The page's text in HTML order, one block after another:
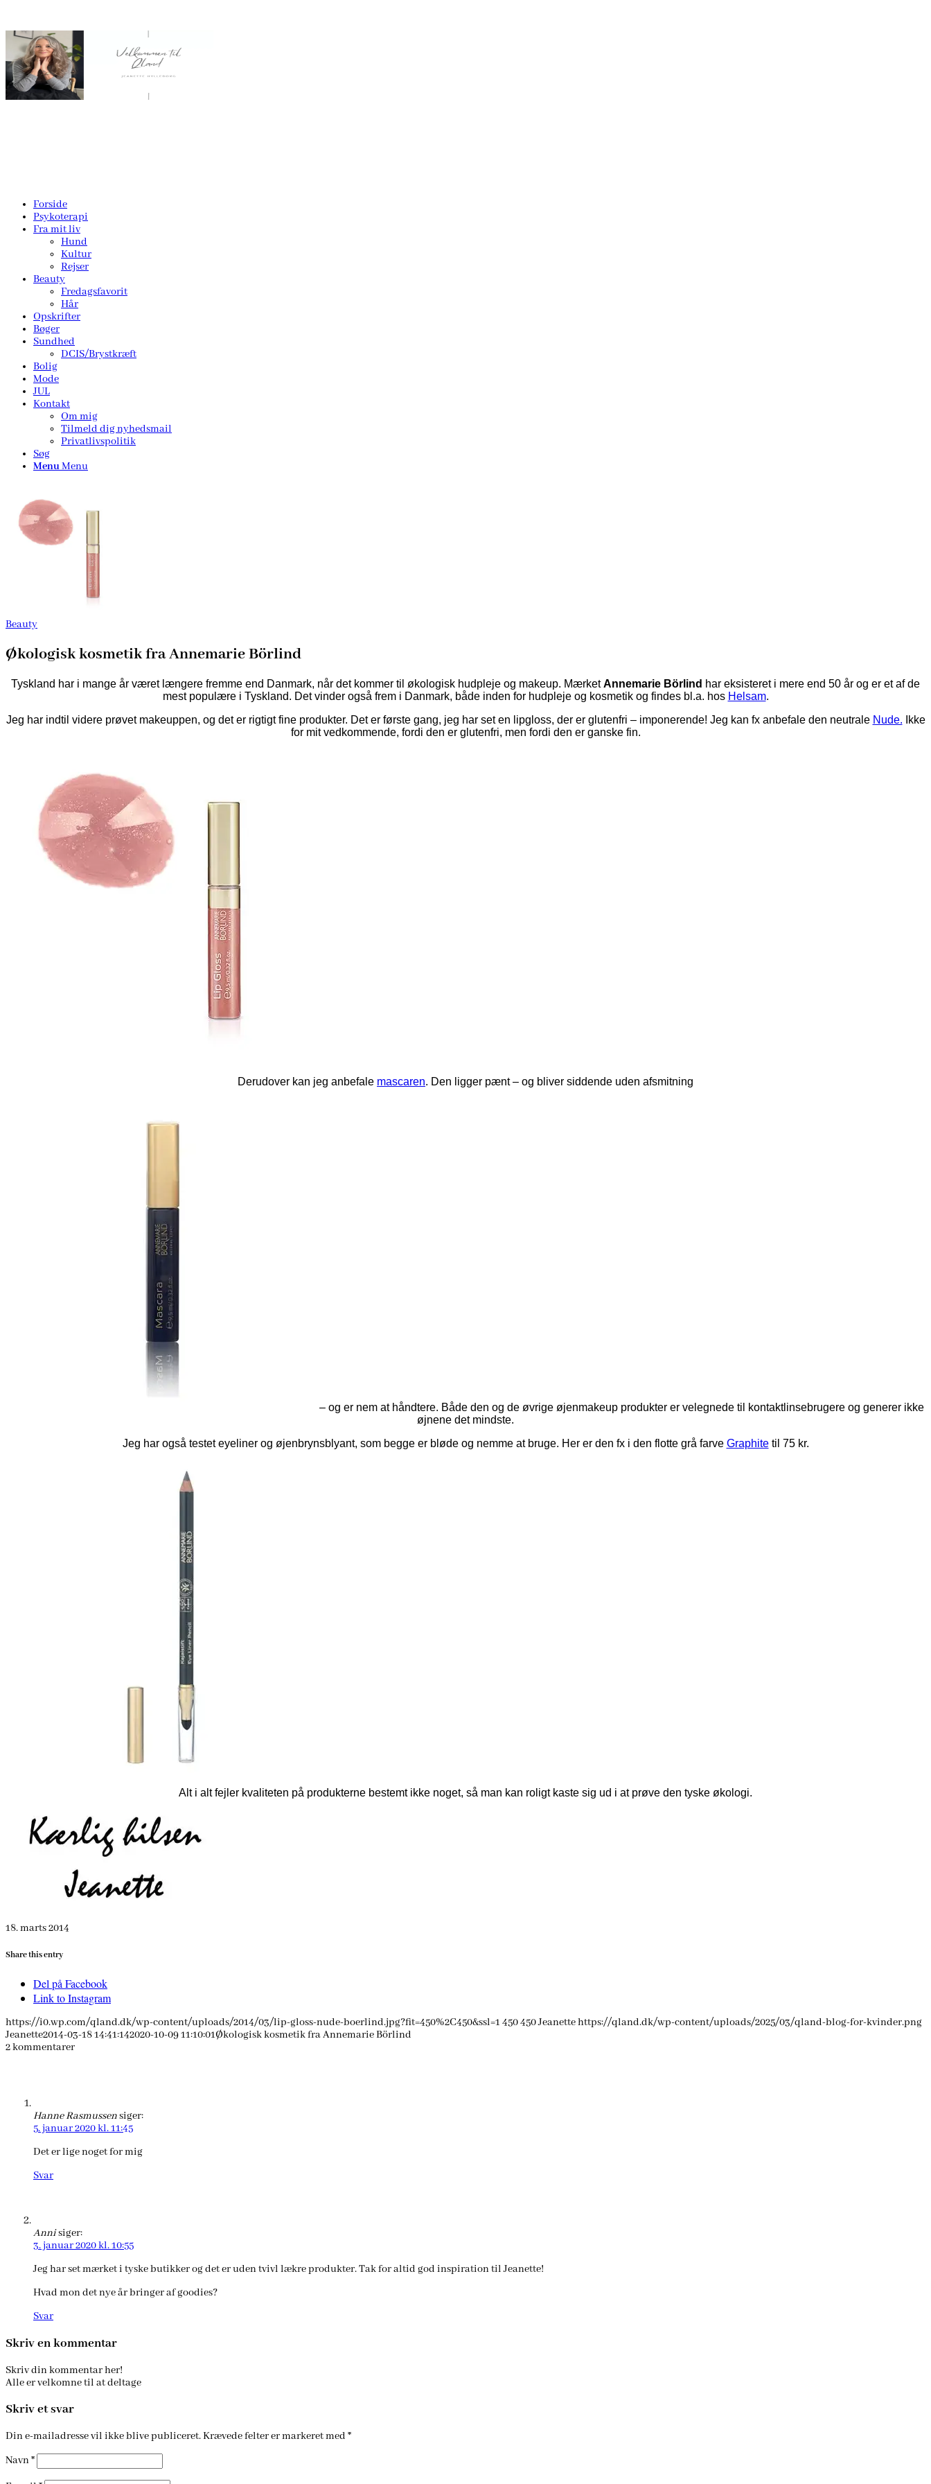
Forside
Psykoterapi
Fra mit liv
Hund
Kultur
Rejser
Beauty
Fredagsfavorit
Hår
Opskrifter
Bøger
Sundhed
DCIS/Brystkræft
Bolig
Mode
JUL
Kontakt
Om mig
Tilmeld dig nyhedsmail
Privatlivspolitik
Søg
MenuMenu
Beauty
Økologisk kosmetik fra Annemarie Börlind
Tyskland har i mange år været længere fremme end Danmark, når det kommer til økologisk hudpleje og makeup. MærketAnnemarie Börlind har eksisteret i mere end 50 år og er et af de
mest populære i Tyskland. Det vinder også frem i Danmark, både inden for hudpleje og kosmetik og findes bl.a. hos Helsam.
Jeg har indtil videre prøvet makeuppen, og det er rigtigt fine produkter. Det er første gang, jeg har set en lipgloss, der er glutenfri – imponerende! Jeg kan fx anbefale den neutrale Nude. Ikke
for mit vedkommende, fordi den er glutenfri, men fordi den er ganske fin.
Derudover kan jeg anbefale mascaren. Den ligger pænt – og bliver siddende uden afsmitning
– og er nem at håndtere. Både den og de øvrige øjenmakeup produkter er velegnede til kontaktlinsebrugere og generer ikke
øjnene det mindste.
Jeg har også testet eyeliner og øjenbrynsblyant, som begge er bløde og nemme at bruge. Her er den fx i den flotte grå farve Graphitetil 75 kr.
Alt i alt fejler kvaliteten på produkterne bestemt ikke noget, så man kan roligt kaste sig ud i at prøve den tyske økologi.
18. marts 2014
Share this entry
Del på Facebook
Link to Instagram
https://i0.wp.com/qland.dk/wp-content/uploads/2014/03/lip-gloss-nude-boerlind.jpg?fit=450%2C450&ssl=1 450450Jeanettehttps://qland.dk/wp-content/uploads/2025/03/qland-blog-for-kvinder.png
Jeanette2014-03-18 14:41:142020-10-09 11:10:01Økologisk kosmetik fra Annemarie Börlind
2kommentarer
Hanne Rasmussensiger:
5. januar 2020 kl. 11:45
Det er lige noget for mig
Svar
Annisiger:
3. januar 2020 kl. 10:55
Jeg har set mærket i tyske butikker og det er uden tvivl lækre produkter. Tak for altid god inspiration til Jeanette!
Hvad mon det nye år bringer af goodies?
Svar
Skriv en kommentar
Skriv din kommentar her!
Alle er velkomne til at deltage
Skriv et svar
Din e-mailadresse vil ikke blive publiceret.Krævede felter er markeret med *
Navn*